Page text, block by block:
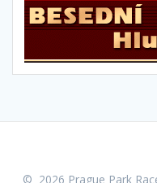
© 2026 Prague Park